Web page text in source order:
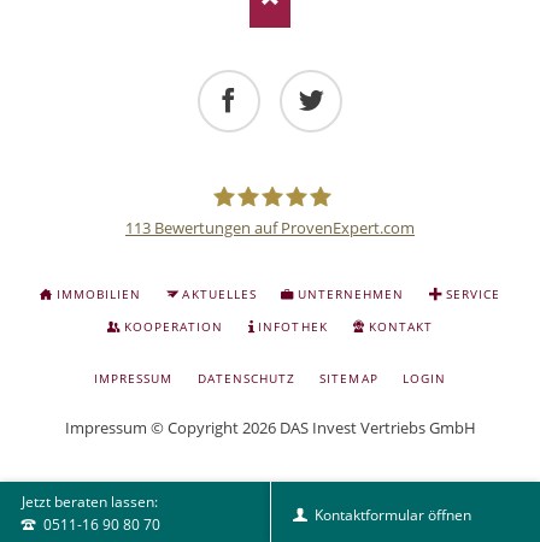
Jetzt beraten lassen:
0511-16 90 80 70
Kontaktformular öffnen
Anlage
und
Investitionen
113 Bewertungen auf ProvenExpert.com
NAVIGATION
IMMOBILIEN AKTUELLES UNTERNEHMEN
SERVICE
KOOPERATION
INFOTHEK KONTAKT
NAVIGATION
IMPRESSUM DATENSCHUTZ SITEMAP LOGIN
Impressum © Copyright 2026 DAS Invest Vertriebs GmbH